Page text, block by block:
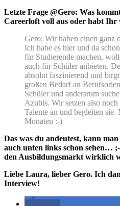
Letzte Frage @Gero: Was
Careerloft voll aus oder habt Ihr
Gero: Wir haben einen ganz
Ich habe es hier und da
für Studierende machen,
auch für Schüler anbieten.
absolut faszinierend und
großen Bedarf an
Schüler und andersrum
Azubis. Wir setzen also
Talente an und begleiten
Monaten :-)
Das was du andeutest, kann
auch unten links schon sehen…
den Ausbildungsmarkt wirklich
Liebe Laura, lieber Gero. Ich
Interview!